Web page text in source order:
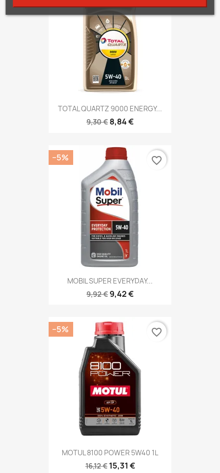
TOTAL QUARTZ 9000 ENERGY...
9,30 € 8,84 €
MOBIL SUPER EVERYDAY...
9,92 € 9,42 €
−5% favorite_border
MOTUL 8100 POWER 5W40 1L
16,12 € 15,31 €
−5% favorite_border